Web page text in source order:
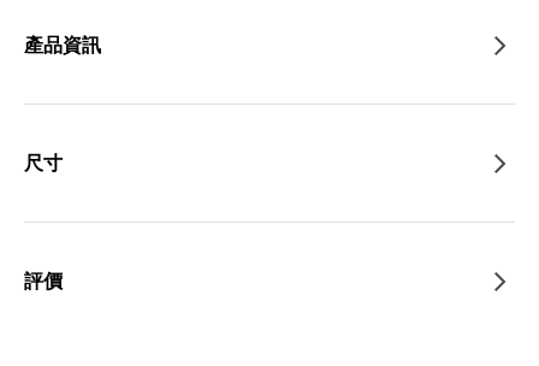
產品資訊
尺寸
評價